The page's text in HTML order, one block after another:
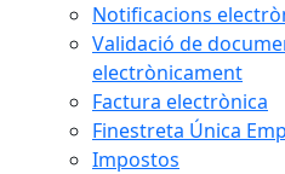
Notificacions
Validació de
electrònicament
Factura electrònica
Finestreta Única
Impostos